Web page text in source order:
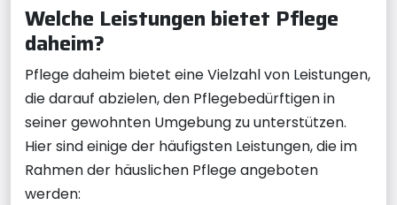
Welche Leistungen bietet Pflege
daheim?
Pflege daheim bietet eine Vielzahl von Leistungen,
die darauf abzielen, den Pflegebedürftigen in
seiner gewohnten Umgebung zu unterstützen.
Hier sind einige der häufigsten Leistungen, die im
Rahmen der häuslichen Pflege angeboten
werden: